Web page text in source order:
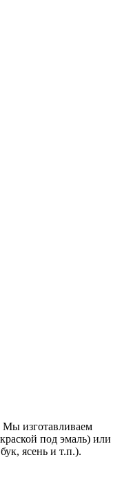
Мы изготавливаем
под эмаль) или
ясень и т.п.).